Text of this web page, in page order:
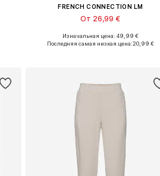
FRENCH CONNECTION LM
От 26,99 €
Изначальная цена: 49,99 €
Последняя самая низкая цена:20,99 €